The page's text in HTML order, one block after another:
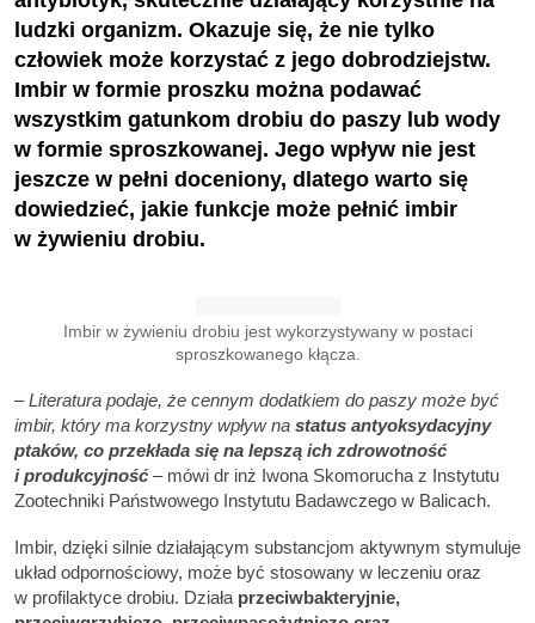
ludzki organizm. Okazuje się, że nie tylko
człowiek może korzystać z jego dobrodziejstw.
Imbir w formie proszku można podawać
wszystkim gatunkom drobiu do paszy lub wody
w formie sproszkowanej. Jego wpływ nie jest
jeszcze w pełni doceniony, dlatego warto się
dowiedzieć, jakie funkcje może pełnić imbir
w żywieniu drobiu.
Imbir w żywieniu drobiu jest wykorzystywany w postaci
sproszkowanego kłącza.
–Literatura podaje, że cennym dodatkiem do paszy może być
imbir, który ma korzystny wpływ na status antyoksydacyjny
ptaków, co przekłada się na lepszą ich zdrowotność
i produkcyjność – mówi dr inż Iwona Skomorucha z Instytutu
Zootechniki Państwowego Instytutu Badawczego w Balicach.
Imbir, dzięki silnie działającym substancjom aktywnym stymuluje
układ odpornościowy, może być stosowany w leczeniu oraz
w profilaktyce drobiu. Działa przeciwbakteryjnie,